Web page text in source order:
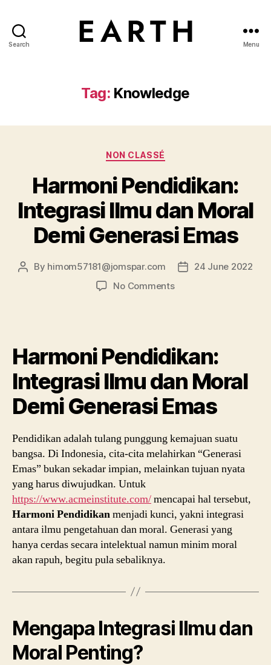
Search Menu
Tag: Knowledge
Categories
NON CLASSÉ
Harmoni Pendidikan:
Integrasi Ilmu dan Moral
Demi Generasi Emas
Post
By himom57181@jomspar.com
Post24 June 2022
No Commentson
dan
Moral
Demi
Generasi
Emas
Harmoni Pendidikan:
Integrasi Ilmu dan Moral
Demi Generasi Emas
Pendidikan adalah tulang punggung kemajuan suatu
bangsa. Di Indonesia, cita-cita melahirkan “Generasi
Emas” bukan sekadar impian, melainkan tujuan nyata
yang harus diwujudkan. Untuk
https://www.acmeinstitute.com/mencapai hal tersebut,
Harmoni Pendidikanmenjadi kunci, yakni integrasi
antara ilmu pengetahuan dan moral. Generasi yang
hanya cerdas secara intelektual namun minim moral
akan rapuh, begitu pula sebaliknya.
Mengapa Integrasi Ilmu dan
Moral Penting?